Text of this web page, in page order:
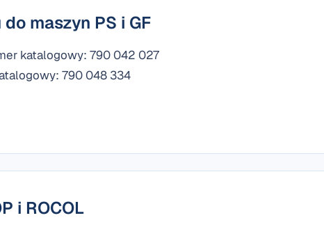
maszyn PS i GF
katalogowy: 790 042 027
790 048 334
i ROCOL